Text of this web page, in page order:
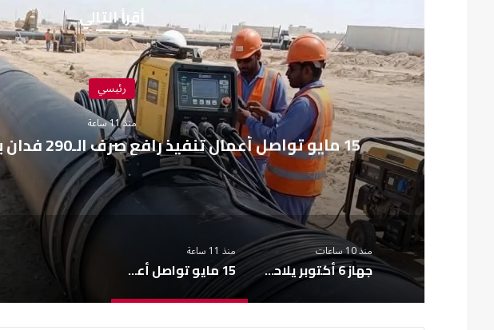
أقرأ التالي
رئيسي
منذ 11 ساعة
15 مايو تواصل أعمال تنفيذ رافع صرف الـ290 فدان بأعلى معايير الجودة
منذ 10 ساعات
جهاز 6 أكتوبر يلاحق الإشغالات بالقطاع الشرقي بحملات مفاجئة
منذ 11 ساعة
15 مايو تواصل أعمال تنفيذ رافع صرف الـ290 فدان بأعلى معايير الجودة